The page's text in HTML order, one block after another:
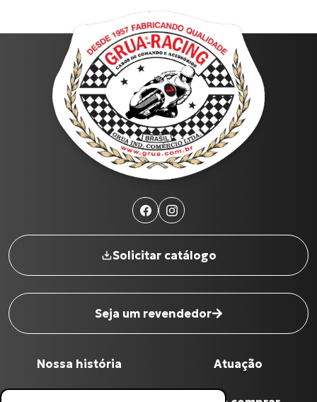
Solicitar catálogo
Seja um revendedor
Nossa história Atuação
Nome completo *
Digite seu Email *